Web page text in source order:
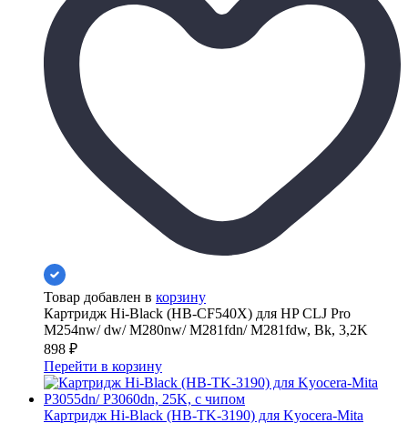
Товар добавлен в корзину
Картридж Hi-Black (HB-CF540X) для HP CLJ Pro
M254nw/ dw/ M280nw/ M281fdn/ M281fdw, Bk, 3,2K
898 ₽
Перейти в корзину
Картридж Hi-Black (HB-TK-3190) для Kyocera-Mita